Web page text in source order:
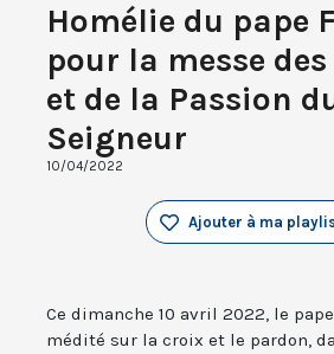
Homélie du pape
pour la messe
et de la Passion
Seigneur
10/04/2022
Ajouter à ma
Ce dimanche 10 avril 2022, le
médité sur la croix et le pardon,